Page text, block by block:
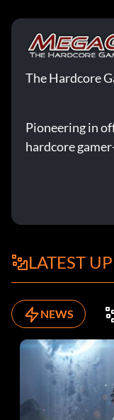
The Hardcore
Pioneering in
hardcore
LATEST
NEWS